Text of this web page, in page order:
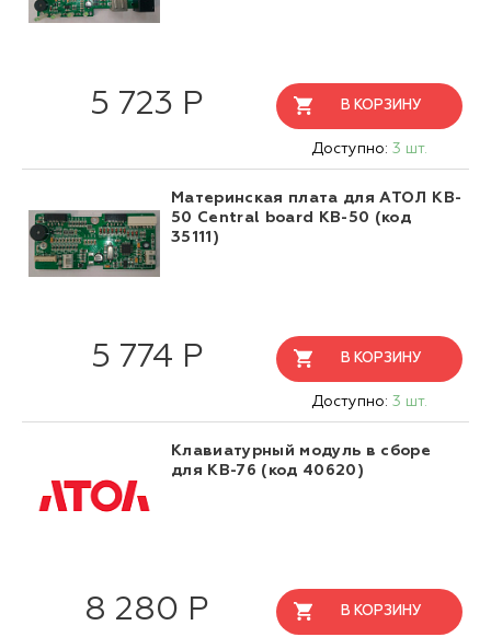
5 723 Р В КОРЗИНУ
Доступно: 3 шт.
Материнская плата для АТОЛ KB-
50 Central board KB-50 (код
35111)
5 774 Р В КОРЗИНУ
Доступно: 3 шт.
Клавиатурный модуль в сборе
для KB-76 (код 40620)
8 280 Р В КОРЗИНУ